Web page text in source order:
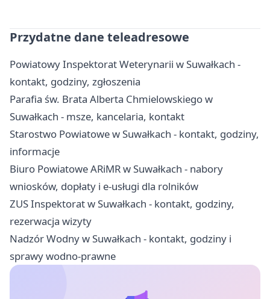
Przydatne dane teleadresowe
Powiatowy Inspektorat Weterynarii w Suwałkach -
kontakt, godziny, zgłoszenia
Parafia św. Brata Alberta Chmielowskiego w
Suwałkach - msze, kancelaria, kontakt
Starostwo Powiatowe w Suwałkach - kontakt, godziny,
informacje
Biuro Powiatowe ARiMR w Suwałkach - nabory
wniosków, dopłaty i e-usługi dla rolników
ZUS Inspektorat w Suwałkach - kontakt, godziny,
rezerwacja wizyty
Nadzór Wodny w Suwałkach - kontakt, godziny i
sprawy wodno-prawne